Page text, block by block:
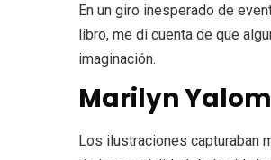
En un giro inesperado de
libro, me di cuenta de que
imaginación.
Marilyn
Los ilustraciones capturaban